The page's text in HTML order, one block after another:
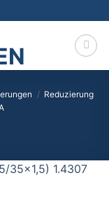
/ Reduzierung